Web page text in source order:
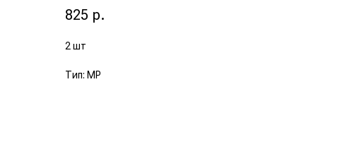
825 р.
2 шт
Тип: МР